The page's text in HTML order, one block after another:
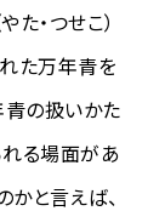
・つせこ）
た万年青を
の扱いかた
れる場面があ
と言えば、